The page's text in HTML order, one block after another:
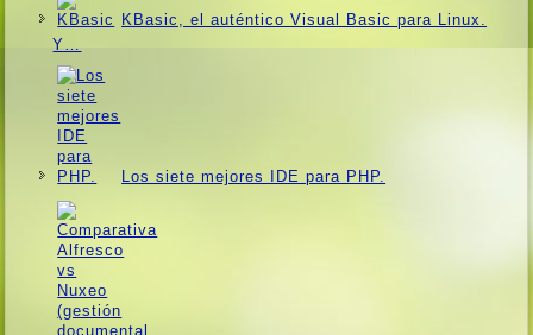
KBasic, el auténtico Visual Basic para Linux.
Y…
Los siete mejores IDE para PHP.